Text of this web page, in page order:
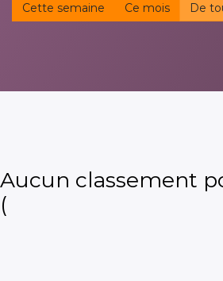
Cette semaine
Ce mois De
Aucun classement
(